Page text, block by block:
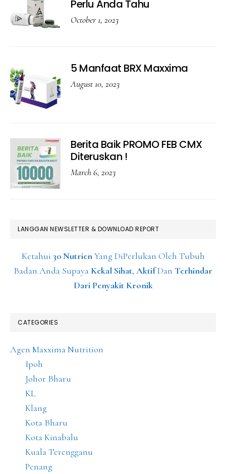
Perlu Anda Tahu
October 1, 2023
5 Manfaat BRX Maxxima
August 10, 2023
Berita Baik PROMO FEB CMX
Diteruskan !
March 6, 2023
LANGGAN NEWSLETTER & DOWNLOAD REPORT
Ketahui 30 NutrienYang DiPerlukan Oleh Tubuh
Badan Anda Supaya Kekal Sihat, AktifDan Terhindar
Dari Penyakit Kronik
CATEGORIES
Agen Maxxima Nutrition
Ipoh
Johor Bharu
KL
Klang
Kota Bharu
Kota Kinabalu
Kuala Terengganu
Penang